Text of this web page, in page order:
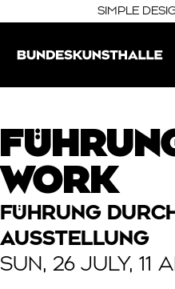
Direkt zur
Direkt zum Hauptinhalt
SIMPLE
WORK
FÜHRUNG
AUSSTELLUNG
SUN, 26 JULY, 11